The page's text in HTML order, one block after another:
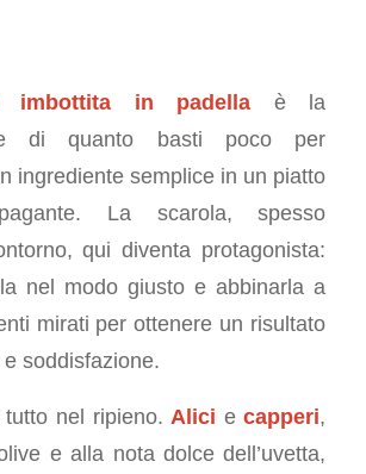
imbottita in padella è la
di quanto basti poco per
ingrediente semplice in un piatto
La scarola, spesso
qui diventa protagonista:
nel modo giusto e abbinarla a
mirati per ottenere un risultato
soddisfazione.
nel ripieno. Alici ecapperi,
e alla nota dolce dell’uvetta,